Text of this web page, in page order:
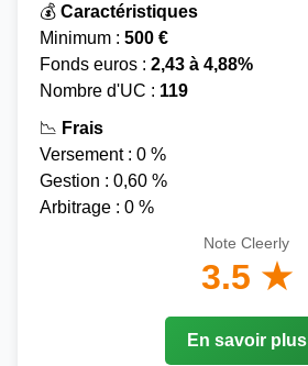
💰 Caractéristiques
Minimum : 500 €
Fonds euros : 2,43 à 4,88%
Nombre d'UC : 119
📉 Frais
Versement : 0 %
Gestion : 0,60 %
Arbitrage : 0 %
Note Cleerly
3.5 ★
En savoir plus